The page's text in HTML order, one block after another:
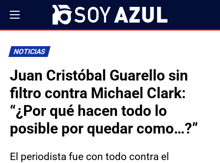
NOTICIAS
Juan Cristóbal Guarello sin
filtro contra Michael Clark:
“¿Por qué hacen todo lo
posible por quedar como…?”
El periodista fue con todo contra el